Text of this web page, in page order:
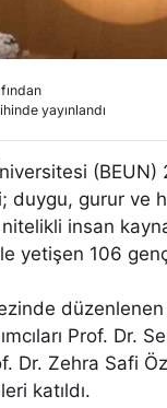
yayınlandı
(BEUN)
duygu, gurur ve
nitelikli insan
yetişen 106
Prof. Dr.
Dr. Zehra Safi
katıldı.